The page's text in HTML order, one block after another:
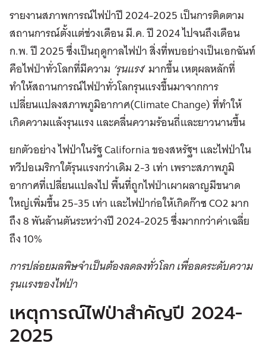
รายงานสภาพการณ์ไฟป่าปี 2024-2025 เป็นการติดตาม
สถานการณ์ตั้งแต่ช่วงเดือน มี.ค. ปี 2024 ไปจนถึงเดือน
ก.พ. ปี 2025 ซึ่งเป็นฤดูกาลไฟป่า สิ่งที่พบอย่างเป็นเอกฉันท์
คือไฟป่าทั่วโลกที่มีความ ‘รุนแรง’ มากขึ้น เหตุผลหลักที่
ทำให้สถานการณ์ไฟป่าทั่วโลกรุนแรงขึ้นมาจากการ
เปลี่ยนแปลงสภาพภูมิอากาศ(Climate Change) ที่ทำให้
เกิดความแล้งรุนแรง และคลื่นความร้อนถี่และยาวนานขึ้น
ยกตัวอย่าง ไฟป่าในรัฐ California ของสหรัฐฯ และไฟป่าใน
ทวีปอเมริกาใต้รุนแรงกว่าเดิม 2-3 เท่า เพราะสภาพภูมิ
อากาศที่เปลี่ยนแปลงไป พื้นที่ถูกไฟป่าเผาผลาญมีขนาด
ใหญ่เพิ่มขึ้น 25-35 เท่า และไฟป่าก่อให้เกิดก๊าซ CO2 มาก
ถึง 8 พันล้านตันระหว่างปี 2024-2025 ซึ่งมากกว่าค่าเฉลี่ย
ถึง 10%
การปล่อยมลพิษจำเป็นต้องลดลงทั่วโลก เพื่อลดระดับความ
รุนแรงของไฟป่า
เหตุการณ์ไฟป่าสำคัญปี 2024-
2025